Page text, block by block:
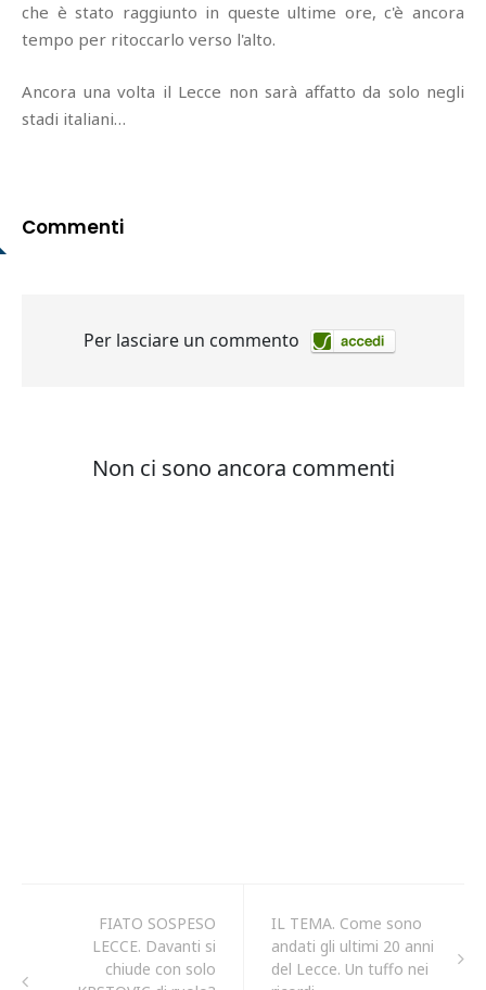
che è stato raggiunto in queste ultime ore, c'è ancora
tempo per ritoccarlo verso l'alto.
Ancora una volta il Lecce non sarà affatto da solo negli
stadi italiani…
Commenti
FIATO SOSPESO
LECCE. Davanti si
chiude con solo
IL TEMA. Come sono
andati gli ultimi 20 anni
del Lecce. Un tuffo nei